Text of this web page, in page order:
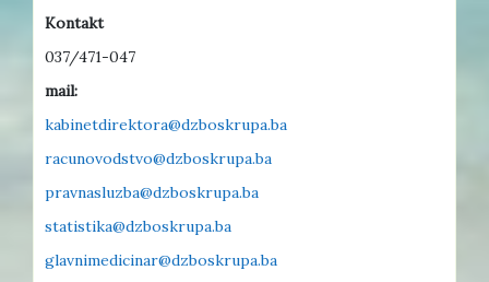
Kontakt
037/471-047
mail:
kabinetdirektora@dzboskrupa.ba
racunovodstvo@dzboskrupa.ba
pravnasluzba@dzboskrupa.ba
statistika@dzboskrupa.ba
glavnimedicinar@dzboskrupa.ba